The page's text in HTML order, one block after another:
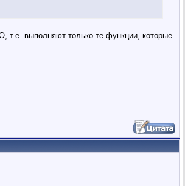
т.е. выполняют только те функции, которые